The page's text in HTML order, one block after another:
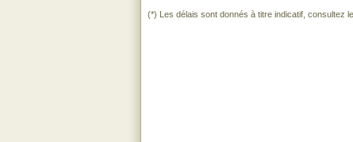
(*) Les délais sont donnés à titre indicatif, consultez